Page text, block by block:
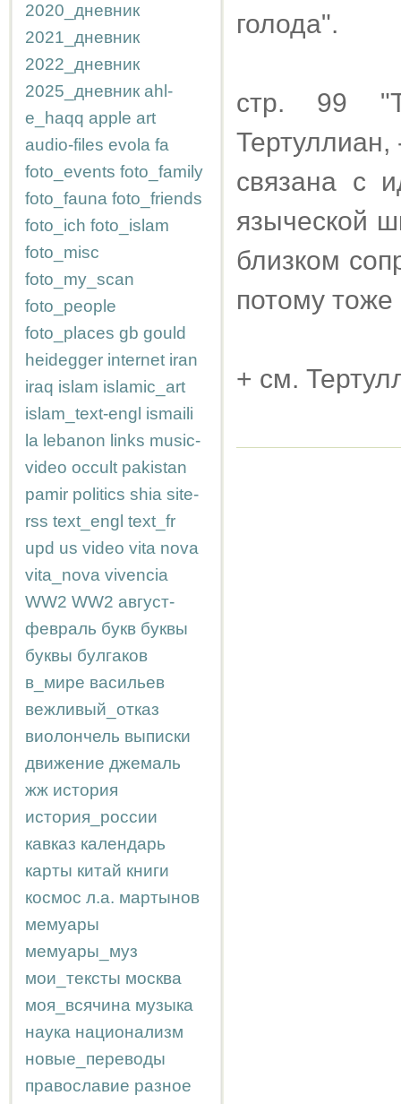
2020_дневник
2021_дневник
2022_дневник
2025_дневник ahl-
e_haqq apple art
audio-files evola fa
foto_events foto_family
foto_fauna foto_friends
foto_ich foto_islam
foto_misc
foto_my_scan
foto_people
foto_places gb gould
heidegger internet iran
iraq islam islamic_art
islam_text-engl ismaili
la lebanon links music-
video occult pakistan
pamir politics shia site-
rss text_engl text_fr
upd us video vita nova
vita_nova vivencia
WW2 WW2 август-
февраль букв буквы
буквы булгаков
в_мире васильев
вежливый_отказ
виолончель выписки
движение джемаль
жж история
история_россии
кавказ календарь
карты китай книги
космос л.а. мартынов
мемуары
мемуары_муз
мои_тексты москва
моя_всячина музыка
наука национализм
новые_переводы
православие разное
голода".
стр. 99
Тертуллиан,
связана с
языческой
близком
потому тоже
+ см.